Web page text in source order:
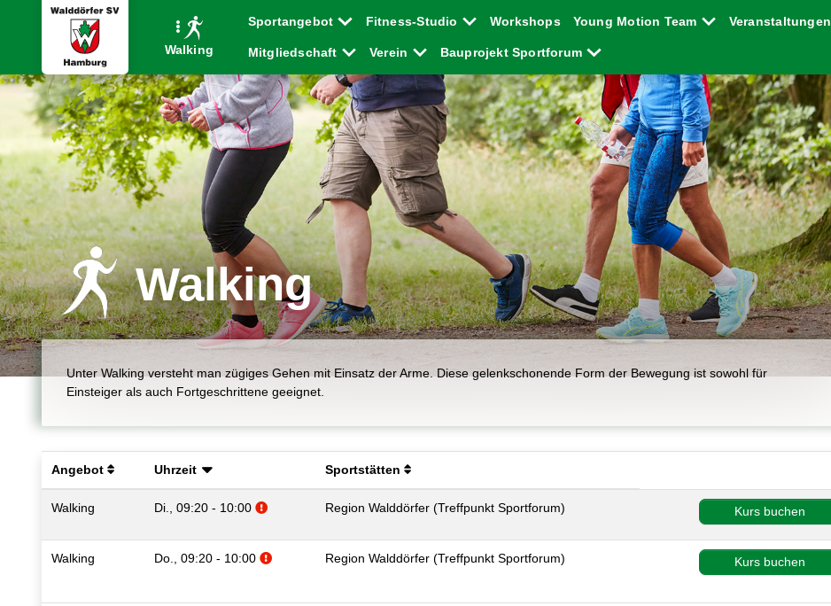
Walking
Sportangebot Fitness-Studio Workshops Young Motion Team Veranstaltungen
Mitgliedschaft Verein Bauprojekt Sportforum
Walking
Unter Walking versteht man zügiges Gehen mit Einsatz der Arme. Diese gelenkschonende Form der Bewegung ist sowohl für
Einsteiger als auch Fortgeschrittene geeignet.
Angebot Uhrzeit Sportstätten
Walking Di., 09:20 - 10:00 Zusatzinformationen beachten.
Region Walddörfer (Treffpunkt Sportforum) Kurs buchen
Walking Do., 09:20 - 10:00 Zusatzinformationen beachten.
Region Walddörfer (Treffpunkt Sportforum) Kurs buchen